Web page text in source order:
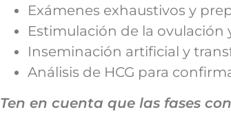
Exámenes exhaustivos y
Estimulación de la ovulación
Inseminación artificial y
Análisis de HCG para
Ten en cuenta que las fases